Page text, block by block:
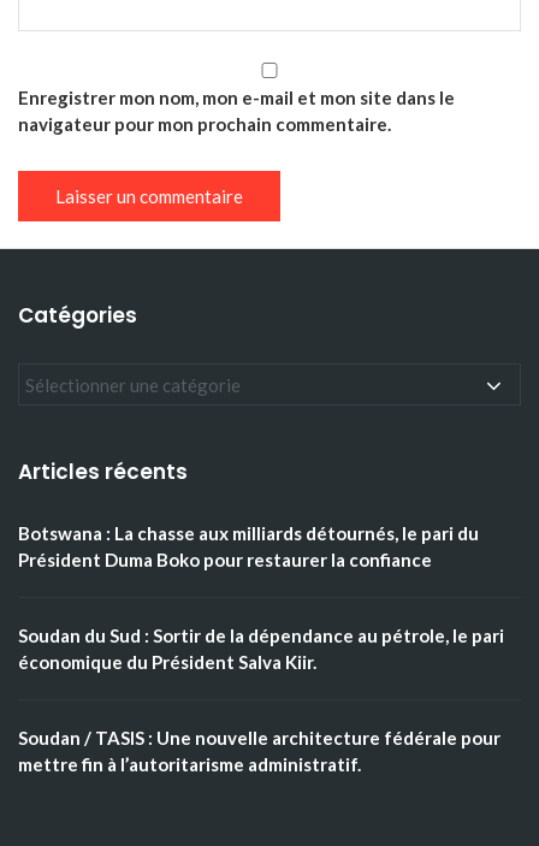
Enregistrer mon nom, mon e-mail et mon site dans le
navigateur pour mon prochain commentaire.
Catégories
Articles récents
Botswana : La chasse aux milliards détournés, le pari du
Président Duma Boko pour restaurer la confiance
Soudan du Sud : Sortir de la dépendance au pétrole, le pari
économique du Président Salva Kiir.
Soudan / TASIS : Une nouvelle architecture fédérale pour
mettre fin à l’autoritarisme administratif.